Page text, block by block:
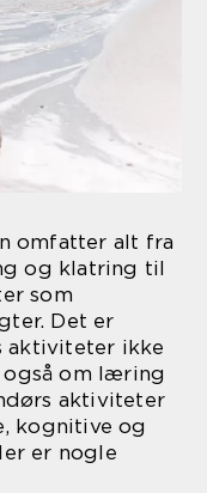
omfatter alt fra
og klatring til
som
Det er
aktiviteter ikke
også om læring
aktiviteter
kognitive og
er nogle